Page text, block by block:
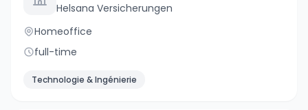
Helsana Versicherungen
Homeoffice
full-time
Technologie & Ingénierie